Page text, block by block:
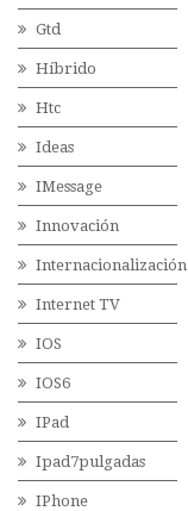
Gtd
Híbrido
Htc
Ideas
IMessage
Innovación
Internacionalización
Internet TV
IOS
IOS6
IPad
Ipad7pulgadas
IPhone